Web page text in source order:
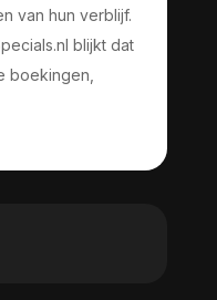
van hun verblijf.
blijkt dat
boekingen,